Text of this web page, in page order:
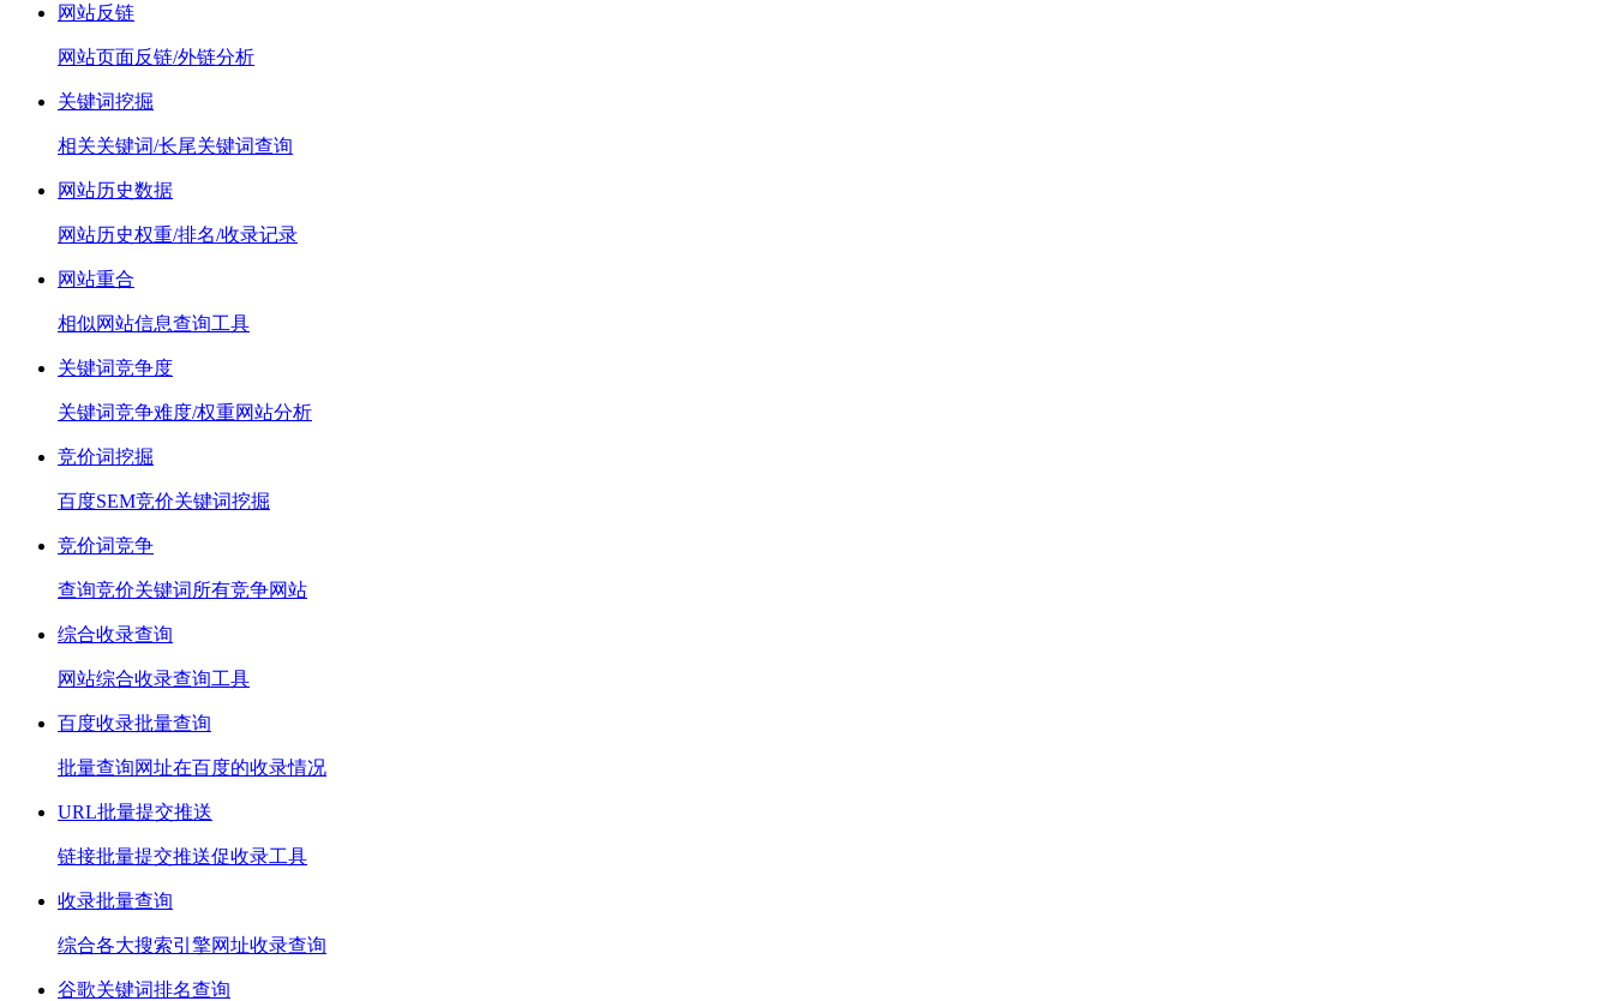
网站反链
网站页面反链/外链分析
关键词挖掘
相关关键词/长尾关键词查询
网站历史数据
网站历史权重/排名/收录记录
网站重合
相似网站信息查询工具
关键词竞争度
关键词竞争难度/权重网站分析
竞价词挖掘
百度SEM竞价关键词挖掘
竞价词竞争
查询竞价关键词所有竞争网站
综合收录查询
网站综合收录查询工具
百度收录批量查询
批量查询网址在百度的收录情况
URL批量提交推送
链接批量提交推送促收录工具
收录批量查询
综合各大搜索引擎网址收录查询
谷歌关键词排名查询